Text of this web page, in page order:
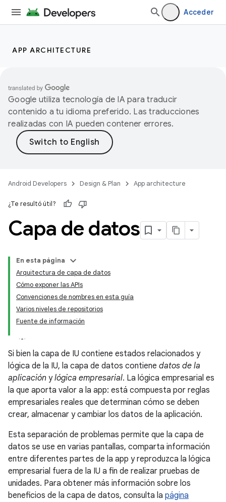
Acceder
APP ARCHITECTURE
Google utiliza tecnología de IA para traducir
contenido a tu idioma preferido. Las traducciones
realizadas con IA pueden contener errores.
Android Developers Design & Plan App architecture
¿Te resultó útil?
Capa de datos
En esta página
Arquitectura de capa de datos
Cómo exponer las APIs
Convenciones de nombres en esta guía
Varios niveles de repositorios
Fuente de información
Si bien la capa de IU contiene estados relacionados y
lógica de la IU, la capa de datos contiene datos de la
aplicación ylógica empresarial. La lógica empresarial es
la que aporta valor a la app: está compuesta por reglas
empresariales reales que determinan cómo se deben
crear, almacenar y cambiar los datos de la aplicación.
Esta separación de problemas permite que la capa de
datos se use en varias pantallas, comparta información
entre diferentes partes de la app y reproduzca la lógica
empresarial fuera de la IU a fin de realizar pruebas de
unidades. Para obtener más información sobre los
beneficios de la capa de datos, consulta la página